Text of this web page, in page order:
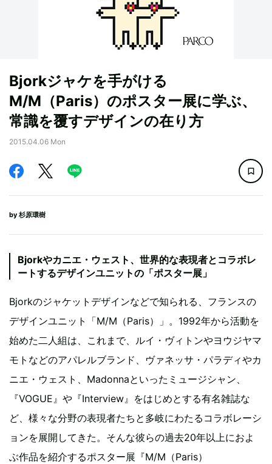
Bjorkジャケを手がける
M/M（Paris）のポスター展に学ぶ、
常識を覆すデザインの在り方
2015.04.06 Mon
by 杉原環樹
Bjorkやカニエ・ウェスト、世界的な表現者とコラボレ
ートするデザインユニットの「ポスター展」
Bjorkのジャケットデザインなどで知られる、フランスの
デザインユニット「M/M（Paris）」。1992年から活動を
始めた二人組は、これまで、ルイ・ヴィトンやヨウジヤマ
モトなどのアパレルブランド、ヴァネッサ・パラディやカ
ニエ・ウェスト、Madonnaといったミュージシャン、
『VOGUE』や『Interview』をはじめとする有名雑誌な
ど、様々な分野の表現者たちと多岐にわたるコラボレーシ
ョンを展開してきた。そんな彼らの過去20年以上におよ
ぶ作品を紹介するポスター展『M/M（Paris）